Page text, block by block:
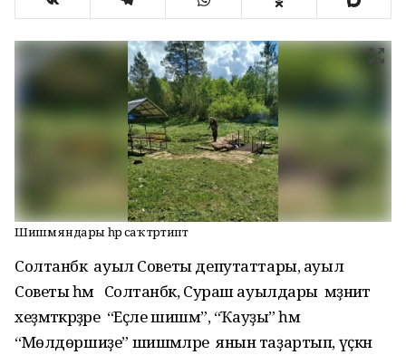
Шишмә яндары һәр саҡ тәртиптә
Солтанбәк ауыл Советы депутаттары, ауыл
Советы һәм Солтанбәк, Сураш ауылдары мәҙәниәт
хеҙмәткәрҙәре “Еҫле шишмә”, “Ҡауҙы” һәм
“Мөлдөршиҙе” шишмәләре янын таҙартып, үҫкән